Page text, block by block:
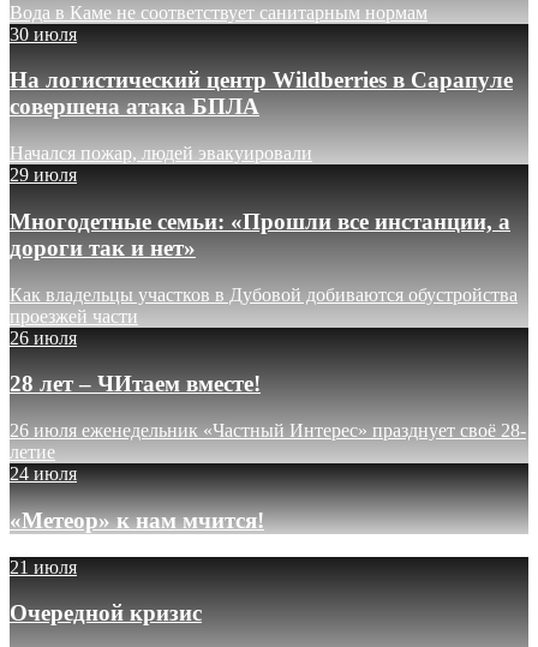
Вода в Каме не соответствует санитарным нормам
30 июля
На логистический центр Wildberries в Сарапуле
совершена атака БПЛА
Начался пожар, людей эвакуировали
29 июля
Многодетные семьи: «Прошли все инстанции, а
дороги так и нет»
Как владельцы участков в Дубовой добиваются обустройства
проезжей части
26 июля
28 лет – ЧИтаем вместе!
26 июля еженедельник «Частный Интерес» празднует своё 28-
летие
24 июля
«Метеор» к нам мчится!
21 июля
Очередной кризис